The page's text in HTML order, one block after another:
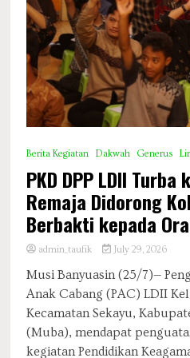
Berita Kegiatan Dakwah Generus
PKD DPP LDII Turba
Remaja Didorong
Berbakti kepada
admin_taufik July 29, 2026
Musi Banyuasin (25/7)—
Anak Cabang (PAC) LDII
Kecamatan Sekayu,
(Muba), mendapat
kegiatan Pendidikan